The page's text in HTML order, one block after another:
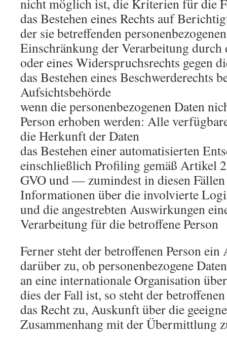
nicht möglich ist, die Kriterien für die
das Bestehen eines Rechts auf
der sie betreffenden
Einschränkung der Verarbeitung
oder eines Widerspruchsrechts gegen
das Bestehen eines Beschwerderechts
Aufsichtsbehörde
wenn die personenbezogenen Daten
Person erhoben werden: Alle
die Herkunft der Daten
das Bestehen einer automatisierten
einschließlich Profiling gemäß Artikel
GVO und — zumindest in diesen
Informationen über die involvierte
und die angestrebten Auswirkungen
Verarbeitung für die betroffene Person
Ferner steht der betroffenen Person
darüber zu, ob personenbezogene
an eine internationale Organisation
dies der Fall ist, so steht der
das Recht zu, Auskunft über die
Zusammenhang mit der Übermittlung